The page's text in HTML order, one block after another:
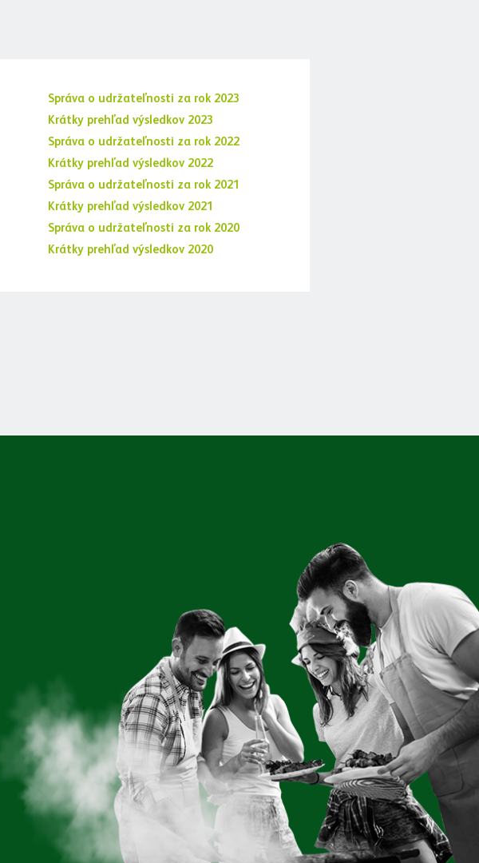
Správa o udržateľnosti za rok 2023
Krátky prehľad výsledkov 2023
Správa o udržateľnosti za rok 2022
Krátky prehľad výsledkov 2022
Správa o udržateľnosti za rok 2021
Krátky prehľad výsledkov 2021
Správa o udržateľnosti za rok 2020
Krátky prehľad výsledkov 2020